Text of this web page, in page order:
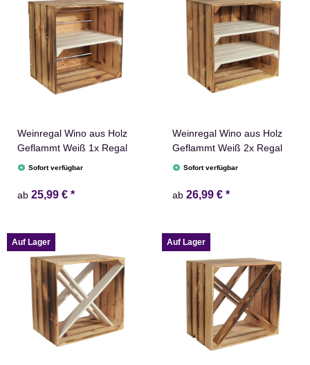
Weinregal Wino aus Holz
Geflammt Weiß 1x Regal
Sofort verfügbar
ab 25,99 € *
Weinregal Wino aus Holz
Geflammt Weiß 2x Regal
Sofort verfügbar
ab 26,99 € *
Auf Lager Auf Lager